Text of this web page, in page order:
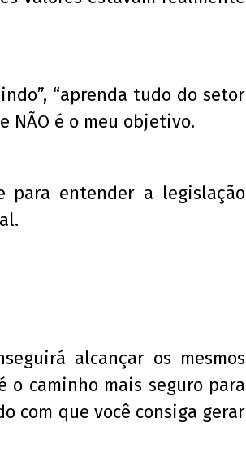
“aprenda tudo do setor
NÃO é o meu objetivo.
para entender a legislação
alcançar os mesmos
o caminho mais seguro para
com que você consiga gerar